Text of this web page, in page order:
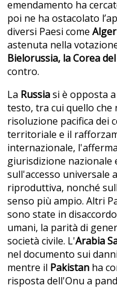
emendamento ha
poi ne ha ostacolato
diversi Paesi come
astenuta nella
Bielorussia, la Corea
contro.
La Russiasi è opposta
testo, tra cui quello
risoluzione pacifica dei
territoriale e il
internazionale,
giurisdizione
sull'accesso universale
riproduttiva, nonché
senso più ampio. Altri
sono state in
umani, la parità di
società civile. L'Arabia
nel documento sui
mentre il Pakistan ha
risposta dell'Onu a